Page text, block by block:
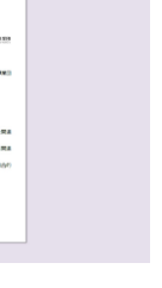
選定